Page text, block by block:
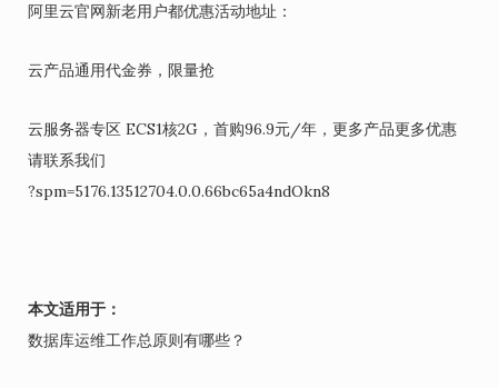
阿里云官网新老用户都优惠活动地址：
云产品通用代金券，限量抢
云服务器专区 ECS1核2G，首购96.9元/年，更多产品更多优惠
请联系我们
?spm=5176.13512704.0.0.66bc65a4ndOkn8
本文适用于：
数据库运维工作总原则有哪些？